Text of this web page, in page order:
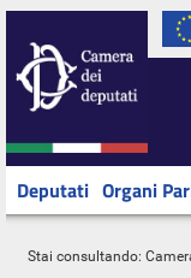
Deputati Organi
Stai consultando: